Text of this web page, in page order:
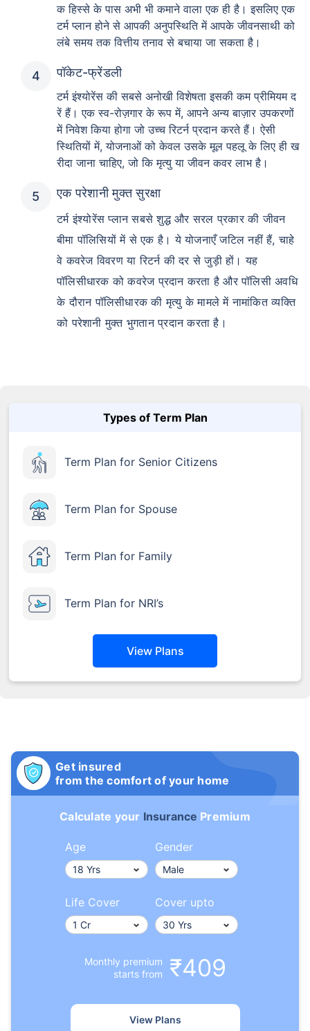
क हिस्से के पास अभी भी कमाने वाला एक ही है। इसलिए एक
टर्म प्लान होने से आपकी अनुपस्थिति में आपके जीवनसाथी को
लंबे समय तक वित्तीय तनाव से बचाया जा सकता है।
पॉकेट-फ्रेंडली
टर्म इंश्योरेंस की सबसे अनोखी विशेषता इसकी कम प्रीमियम द
रें हैं। एक स्व-रोज़गार के रूप में, आपने अन्य बाज़ार उपकरणों
में निवेश किया होगा जो उच्च रिटर्न प्रदान करते हैं। ऐसी
स्थितियों में, योजनाओं को केवल उसके मूल पहलू के लिए ही ख
रीदा जाना चाहिए, जो कि मृत्यु या जीवन कवर लाभ है।
एक परेशानी मुक्त सुरक्षा
टर्म इंश्योरेंस प्लान सबसे शुद्ध और सरल प्रकार की जीवन
बीमा पॉलिसियों में से एक है। ये योजनाएँ जटिल नहीं हैं, चाहे
वे कवरेज विवरण या रिटर्न की दर से जुड़ी हों। यह
पॉलिसीधारक को कवरेज प्रदान करता है और पॉलिसी अवधि
के दौरान पॉलिसीधारक की मृत्यु के मामले में नामांकित व्यक्ति
को परेशानी मुक्त भुगतान प्रदान करता है।
Types of Term Plan
Term Plan for Senior Citizens
Term Plan for Spouse
Term Plan for Family
Term Plan for NRI’s
View Plans
Get insured
from the comfort of your home
Calculate your Insurance Premium
Age Gender
Life Cover Cover upto
Monthly premium
starts from
₹409
View Plans